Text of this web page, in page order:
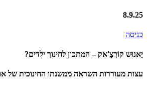
8.9.25
כניסה
יַאנוּש קוֹרְצָ'אק – המתכון לחינוך ילדים?
עצות מעוררות השראה ממשנתו החינוכית של